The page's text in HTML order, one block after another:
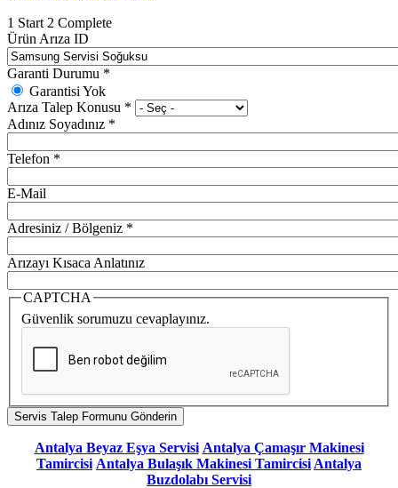
1 Start2 Complete
Ürün Arıza ID
Garanti Durumu *
Garantisi Yok
Arıza Talep Konusu *
Adınız Soyadınız *
Telefon *
E-Mail
Adresiniz / Bölgeniz *
Arızayı Kısaca Anlatınız
CAPTCHA
Güvenlik sorumuzu cevaplayınız.
Antalya Beyaz Eşya Servisi Antalya Çamaşır Makinesi
Tamircisi Antalya Bulaşık Makinesi Tamircisi Antalya
Buzdolabı Servisi